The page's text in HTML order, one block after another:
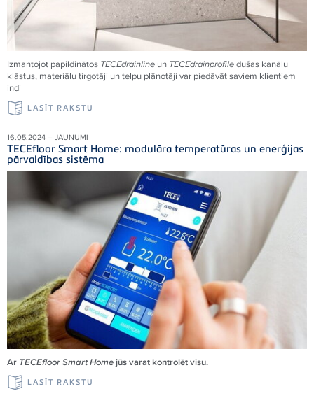
Izmantojot papildinātos TECEdrainline un TECEdrainprofiledušas kanālu
klāstus, materiālu tirgotāji un telpu plānotāji var piedāvāt saviem klientiem
indi
LASĪT RAKSTU
16.05.2024 – JAUNUMI
TECEfloor Smart Home: modulāra temperatūras un enerģijas
pārvaldības sistēma
Ar TECEfloor Smart Homejūs varat kontrolēt visu.
LASĪT RAKSTU